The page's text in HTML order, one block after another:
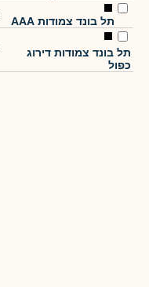
תל בונד צמודות AAA
תל בונד צמודות דירוג
כפול